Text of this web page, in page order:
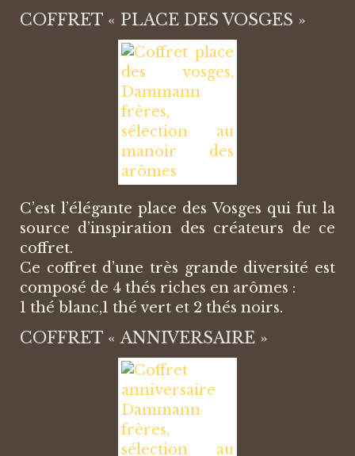
COFFRET « PLACE DES VOSGES »
C’est l’élégante place des Vosges qui fut la
source d’inspiration des créateurs de ce
coffret.
Ce coffret d’une très grande diversité est
composé de 4 thés riches en arômes :
1 thé blanc,1 thé vert et 2 thés noirs.
COFFRET « ANNIVERSAIRE »